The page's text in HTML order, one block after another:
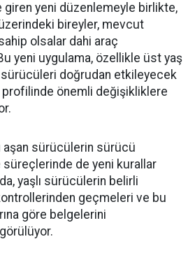
giren yeni düzenlemeyle birlikte,
bireyler, mevcut
olsalar dahi araç
yeni uygulama, özellikle üst yaş
sürücüleri doğrudan etkileyecek
önemli değişikliklere
aşan sürücülerin sürücü
de yeni kurallar
yaşlı sürücülerin belirli
geçmeleri ve bu
göre belgelerini